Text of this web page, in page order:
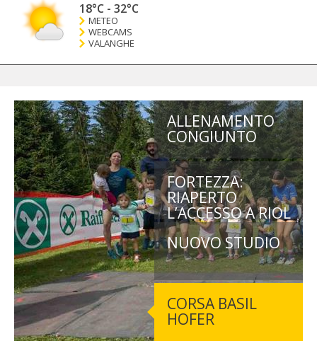
18°C - 32°C
METEO
WEBCAMS
VALANGHE
ALLENAMENTO
CONGIUNTO
FORTEZZA:
RIAPERTO
L’ACCESSO A RIOL
NUOVO STUDIO
CORSA BASIL
HOFER